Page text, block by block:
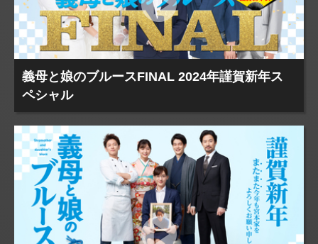
義母と娘のブルースFINAL 2024年謹賀新年ス
ペシャル